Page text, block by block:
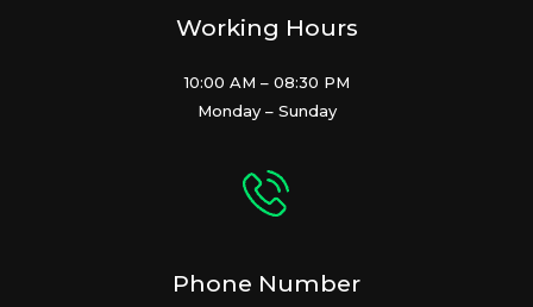
Working Hours
10:00 AM – 08:30 PM
Monday – Sunday
Phone Number